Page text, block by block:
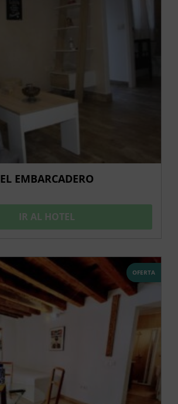
EL EMBARCADERO
IR AL HOTEL
OFERTA